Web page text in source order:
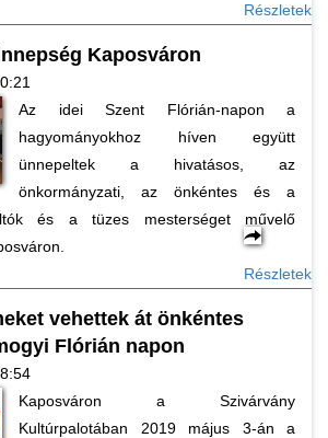
Részletek
Kaposváron
Az idei Szent Flórián-napon a
hagyományokhoz híven együtt
ünnepeltek a hivatásos, az
önkormányzati, az önkéntes és a
és a tüzes mesterséget művelő
Részletek
vehettek át önkéntes
Flórián napon
Kaposváron a Szivárvány
Kultúrpalotában 2019 május 3-án a